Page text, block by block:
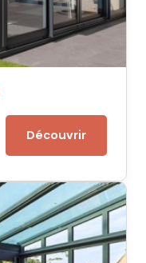
Découvrir